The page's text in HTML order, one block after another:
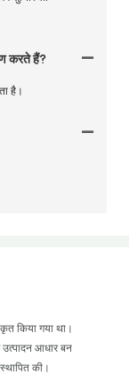
करते हैं?
है।
किया गया था।
उत्पादन आधार बन
की।